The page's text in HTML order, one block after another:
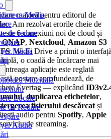
Media
de redare
Media
Muzicală
Locale
de Redare
Audio
majoră pentru editorul de
Am rezolvat erorile cheie de
6 conexiuni noi de cloud și
QNAP, Nextcloud, Amazon S3
. Wi-Fi Drive a primit o
o coadă de încărcare mai
aplicație este reglată
postare aprofundează, de
Evertag — explicând
,duplicarea etichetelor,
fișierului descărcat și
audio pentru Spotify, Apple
de streaming.